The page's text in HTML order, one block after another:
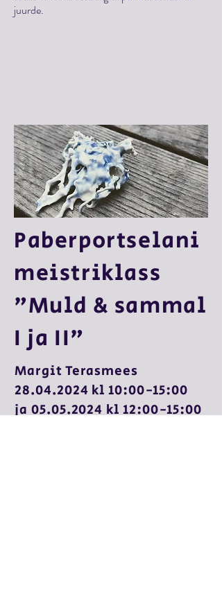
juurde.
Paberportselani
meistriklass
"Muld & sammal
I ja II"
Margit Terasmees
28.04.2024 kl 10:00-15:00
ja 05.05.2024 kl 12:00-15:00